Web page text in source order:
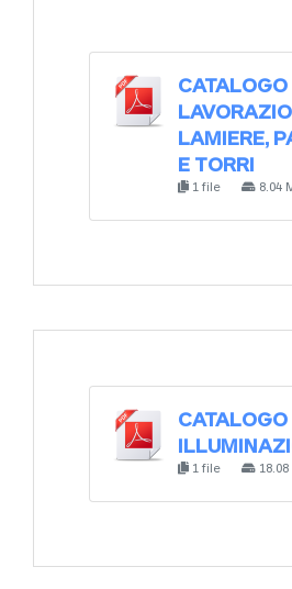
CATALOGO
LAMIERE,
E TORRI
1 file 8.04
CATALOGO
1 file 18.08